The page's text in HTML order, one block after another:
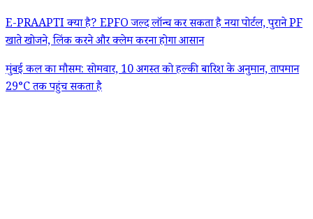
E-PRAAPTI क्या है? EPFO जल्द लॉन्च कर सकता है नया पोर्टल, पुराने PF
खाते खोजने, लिंक करने और क्लेम करना होगा आसान
मुंबई कल का मौसम: सोमवार, 10 अगस्त को हल्की बारिश के अनुमान, तापमान
29°C तक पहुंच सकता है